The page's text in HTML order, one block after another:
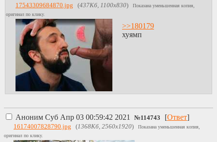
17543309684870.jpg (437Кб, 1100x830)
Показана уменьшенная копия,
оригинал по клику.
>>180179
хуямп
Аноним Суб Апр 03 00:59:42 2021 №114743 [Ответ]
16174007828790.jpg (1368Кб, 2560x1920)
Показана уменьшенная копия,
оригинал по клику.